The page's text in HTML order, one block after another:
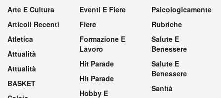
Arte E Cultura
Articoli Recenti
Atletica
Attualità
Attualità
BASKET
Eventi E Fiere
Fiere
Formazione E
Lavoro
Hit Parade
Hit Parade
Hobby E
Psicologicamente
Rubriche
Salute E
Benessere
Salute E
Benessere
Sanità